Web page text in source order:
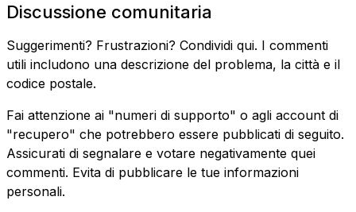
Discussione comunitaria
Suggerimenti? Frustrazioni? Condividi qui. I commenti
utili includono una descrizione del problema, la città e il
codice postale.
Fai attenzione ai "numeri di supporto" o agli account di
"recupero" che potrebbero essere pubblicati di seguito.
Assicurati di segnalare e votare negativamente quei
commenti. Evita di pubblicare le tue informazioni
personali.